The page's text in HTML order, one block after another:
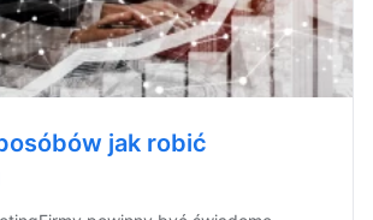
jak robić